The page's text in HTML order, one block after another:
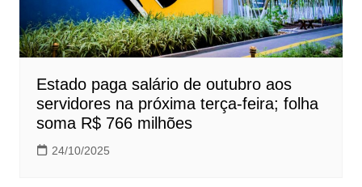
Estado paga salário de outubro aos
servidores na próxima terça-feira; folha
soma R$ 766 milhões
24/10/2025